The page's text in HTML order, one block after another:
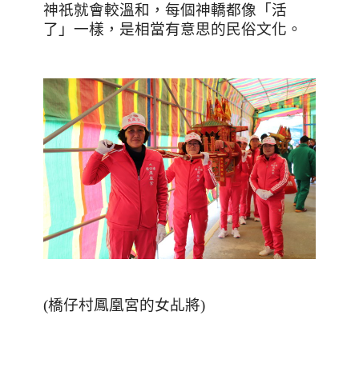
神祇就會較溫和，每個神轎都像「活
了」一樣，是相當有意思的民俗文化。
(橋仔村鳳凰宮的女乩將)